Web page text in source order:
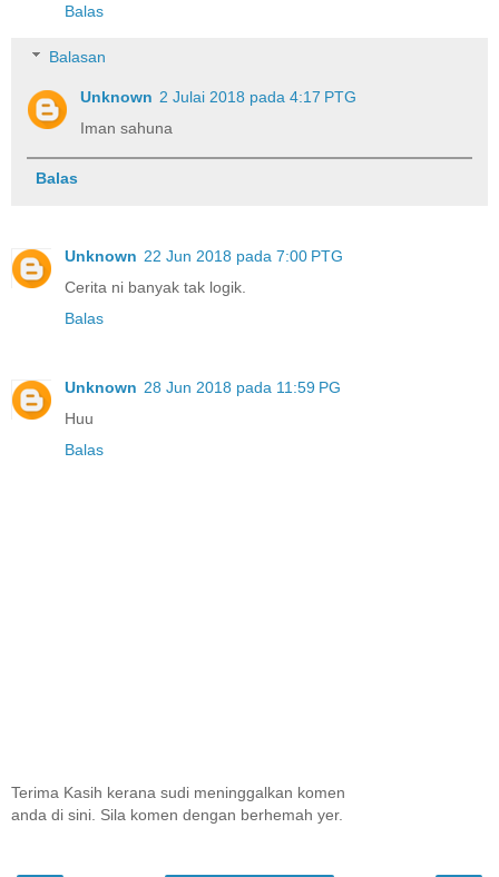
Balas
Balasan
Unknown 2 Julai 2018 pada 4:17 PTG
Iman sahuna
Balas
Unknown 22 Jun 2018 pada 7:00 PTG
Cerita ni banyak tak logik.
Balas
Unknown 28 Jun 2018 pada 11:59 PG
Huu
Balas
Terima Kasih kerana sudi meninggalkan komen
anda di sini. Sila komen dengan berhemah yer.